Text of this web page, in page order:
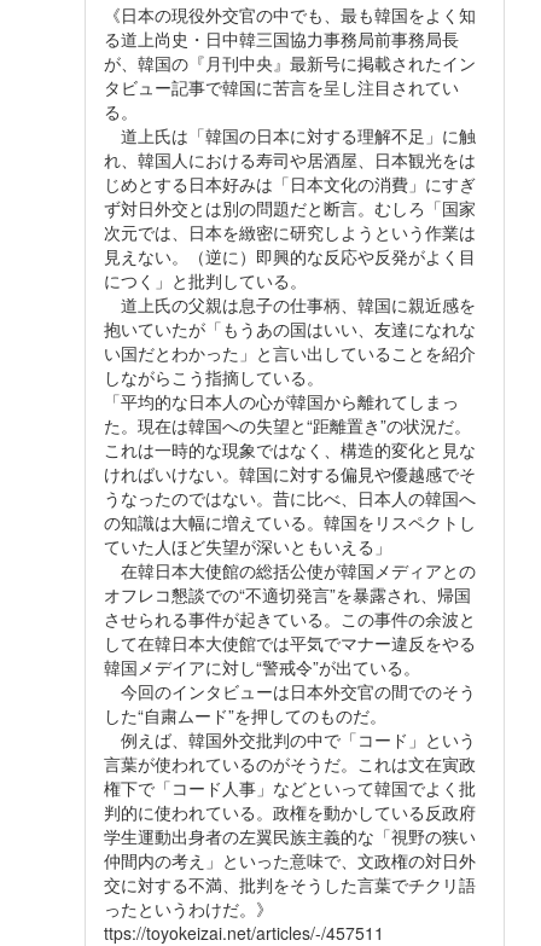
《日本の現役外交官の中でも、最も韓国をよく知
る道上尚史・日中韓三国協力事務局前事務局長
が、韓国の『月刊中央』最新号に掲載されたイン
タビュー記事で韓国に苦言を呈し注目されてい
る。
道上氏は「韓国の日本に対する理解不足」に触
れ、韓国人における寿司や居酒屋、日本観光をは
じめとする日本好みは「日本文化の消費」にすぎ
ず対日外交とは別の問題だと断言。むしろ「国家
次元では、日本を緻密に研究しようという作業は
見えない。（逆に）即興的な反応や反発がよく目
につく」と批判している。
道上氏の父親は息子の仕事柄、韓国に親近感を
抱いていたが「もうあの国はいい、友達になれな
い国だとわかった」と言い出していることを紹介
しながらこう指摘している。
「平均的な日本人の心が韓国から離れてしまっ
た。現在は韓国への失望と“距離置き”の状況だ。
これは一時的な現象ではなく、構造的変化と見な
ければいけない。韓国に対する偏見や優越感でそ
うなったのではない。昔に比べ、日本人の韓国へ
の知識は大幅に増えている。韓国をリスペクトし
ていた人ほど失望が深いともいえる」
在韓日本大使館の総括公使が韓国メディアとの
オフレコ懇談での“不適切発言”を暴露され、帰国
させられる事件が起きている。この事件の余波と
して在韓日本大使館では平気でマナー違反をやる
韓国メデイアに対し“警戒令”が出ている。
今回のインタビューは日本外交官の間でのそう
した“自粛ムード”を押してのものだ。
例えば、韓国外交批判の中で「コード」という
言葉が使われているのがそうだ。これは文在寅政
権下で「コード人事」などといって韓国でよく批
判的に使われている。政権を動かしている反政府
学生運動出身者の左翼民族主義的な「視野の狭い
仲間内の考え」といった意味で、文政権の対日外
交に対する不満、批判をそうした言葉でチクリ語
ったというわけだ。》
ttps://toyokeizai.net/articles/-/457511